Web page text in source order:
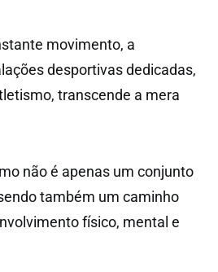
movimento, a
desportivas dedicadas,
transcende a mera
não é apenas um conjunto
também um caminho
físico, mental e